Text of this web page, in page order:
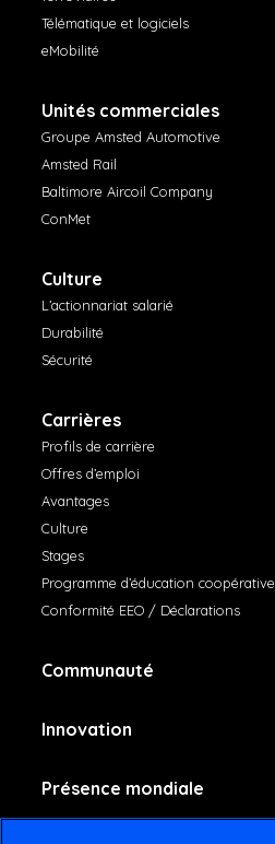
Télématique et logiciels
eMobilité
Unités commerciales
Groupe Amsted Automotive
Amsted Rail
Baltimore Aircoil Company
ConMet
Culture
L’actionnariat salarié
Durabilité
Sécurité
Carrières
Profils de carrière
Offres d’emploi
Avantages
Culture
Stages
Programme d’éducation coopérative
Conformité EEO / Déclarations
Communauté
Innovation
Présence mondiale